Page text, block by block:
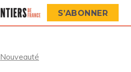
S’ABONNER
Nouveauté